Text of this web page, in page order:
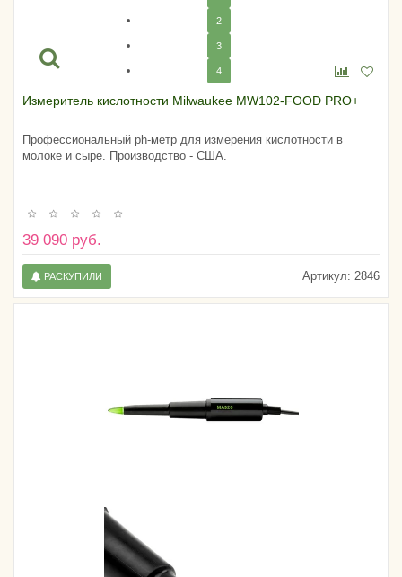
2
3
4
Измеритель кислотности Milwaukee MW102-FOOD PRO+
Профессиональный ph-метр для измерения кислотности в
молоке и сыре. Производство - США.
39 090 руб.
Артикул: 2846
РАСКУПИЛИ